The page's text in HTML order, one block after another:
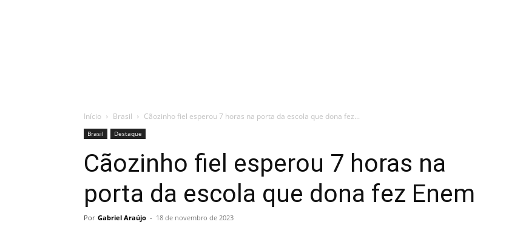
Início Brasil Cãozinho fiel esperou 7 horas na porta da escola que dona fez...
Brasil Destaque
Cãozinho fiel esperou 7 horas na
porta da escola que dona fez Enem
Por Gabriel Araújo - 18 de novembro de 2023